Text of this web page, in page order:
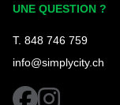
UNE QUESTION ?
T. 848 746 759
info@simplycity.ch
facebookinstagram